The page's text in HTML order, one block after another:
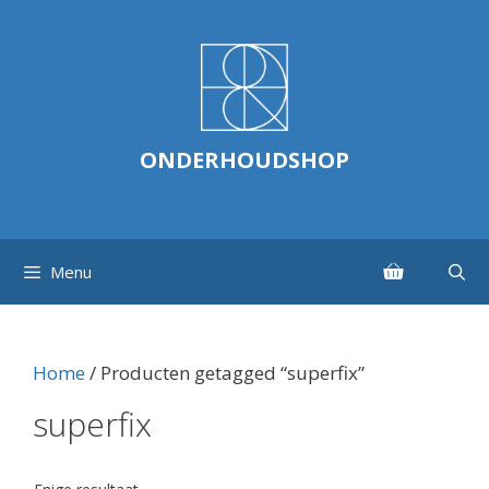
ONDERHOUDSHOP
Menu
Home/ Producten getagged “superfix”
superfix